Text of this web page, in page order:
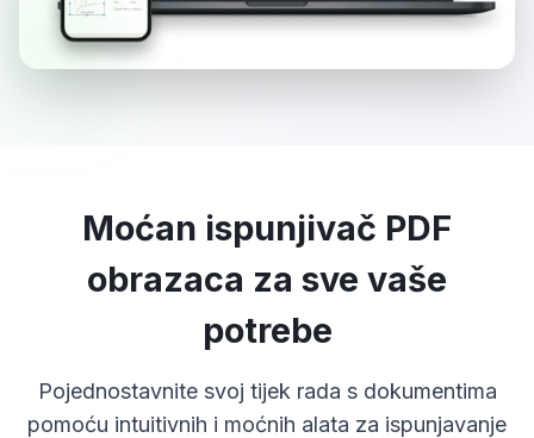
Moćan ispunjivač PDF
obrazaca za sve vaše
potrebe
Pojednostavnite svoj tijek rada s dokumentima
pomoću intuitivnih i moćnih alata za ispunjavanje